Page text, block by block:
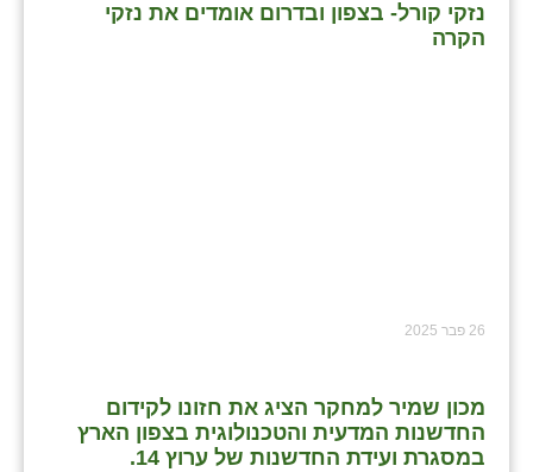
נזקי קורל- בצפון ובדרום אומדים את נזקי
הקרה
26 פבר 2025
מכון שמיר למחקר הציג את חזונו לקידום
החדשנות המדעית והטכנולוגית בצפון הארץ
במסגרת ועידת החדשנות של ערוץ 14.